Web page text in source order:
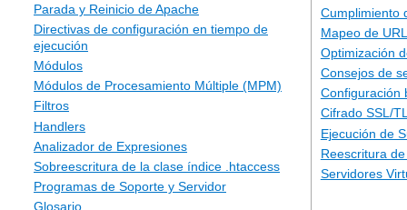
Parada y Reinicio de Apache
Directivas de configuración en tiempo de
ejecución
Módulos
Módulos de Procesamiento Múltiple (MPM)
Filtros
Handlers
Analizador de Expresiones
Sobreescritura de la clase índice .htaccess
Programas de Soporte y Servidor
Glosario
Cumplimiento
Mapeo de
Optimización
Consejos de
Configuración
Cifrado SSL/
Ejecución de
Reescritura
Servidores